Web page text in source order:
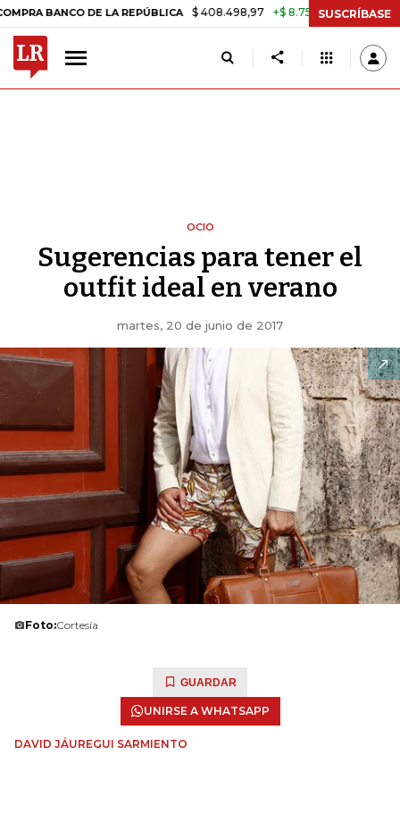
DE LA REPÚBLICA $ 408.498,97 +$ 8.753,81 +2,19% TASA DE
SUSCRÍBASE
OCIO
Sugerencias para tener el
outfit ideal en verano
martes, 20 de junio de 2017
Foto:Cortesía
GUARDAR
UNIRSE A WHATSAPP
DAVID JÁUREGUI SARMIENTO